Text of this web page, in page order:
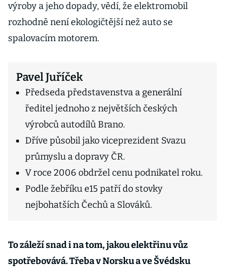
výroby a jeho dopady, vědí, že elektromobil
rozhodně není ekologičtější než auto se
spalovacím motorem.
Pavel Juříček
Předseda představenstva a generální
ředitel jednoho z největších českých
výrobců autodílů Brano.
Dříve působil jako viceprezident Svazu
průmyslu a dopravy ČR.
V roce 2006 obdržel cenu podnikatel roku.
Podle žebříku e15 patří do stovky
nejbohatších Čechů a Slováků.
To záleží snad i na tom, jakou elektřinu vůz
spotřebovává. Třeba v Norsku a ve Švédsku